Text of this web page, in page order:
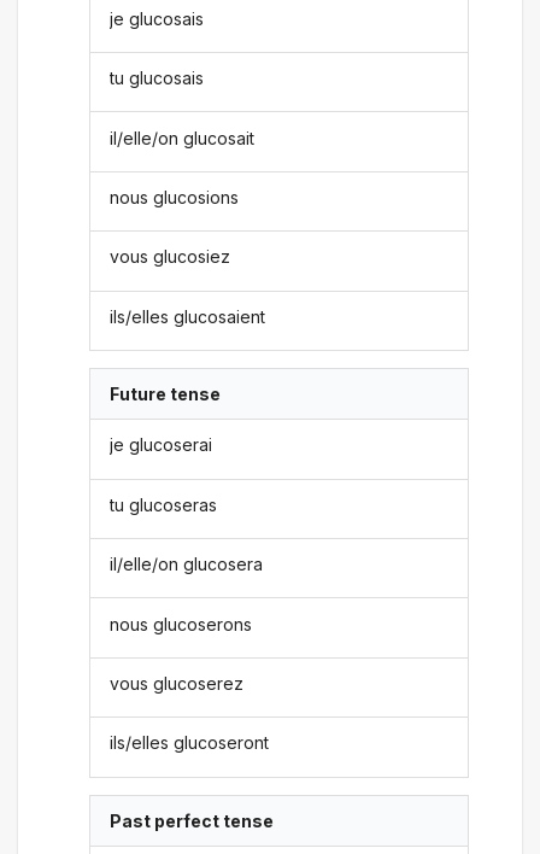
je glucosais
tu glucosais
il/elle/on glucosait
nous glucosions
vous glucosiez
ils/elles glucosaient
Future tense
je glucoserai
tu glucoseras
il/elle/on glucosera
nous glucoserons
vous glucoserez
ils/elles glucoseront
Past perfect tense